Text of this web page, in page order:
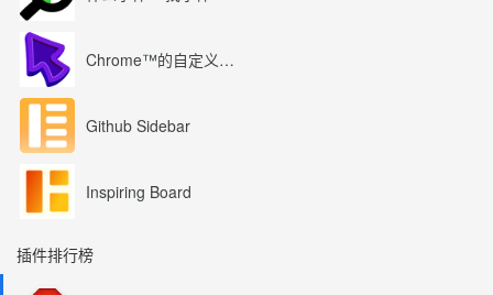
Chrome™的自定义光标
Github Sidebar
Inspiring Board
插件排行榜